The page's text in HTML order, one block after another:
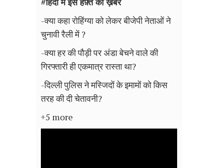
-क्या कहा रोहिंग्या को लेकर बीजेपी नेताओं ने
चुनावी रैली में ?
-क्या हर की पौड़ी पर अंडा बेचने वाले की
गिरफ्तारी ही एकमात्र रास्ता था?
-दिल्ली पुलिस ने मस्जिदों के इमामों को किस
तरह की दी चेतावनी?
+5 more